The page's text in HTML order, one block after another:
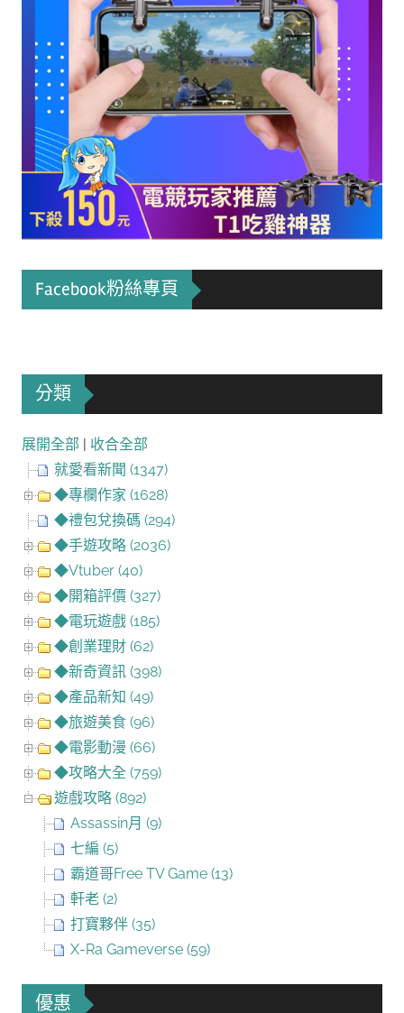
Facebook粉絲專頁
分類
展開全部 | 收合全部
就愛看新聞 (1347)
◆專欄作家 (1628)
◆禮包兌換碼 (294)
◆手遊攻略 (2036)
◆Vtuber (40)
◆開箱評價 (327)
◆電玩遊戲 (185)
◆創業理財 (62)
◆新奇資訊 (398)
◆產品新知 (49)
◆旅遊美食 (96)
◆電影動漫 (66)
◆攻略大全 (759)
遊戲攻略 (892)
Assassin月 (9)
七編 (5)
霸道哥Free TV Game (13)
軒老 (2)
打寶夥伴 (35)
X-Ra Gameverse (59)
優惠